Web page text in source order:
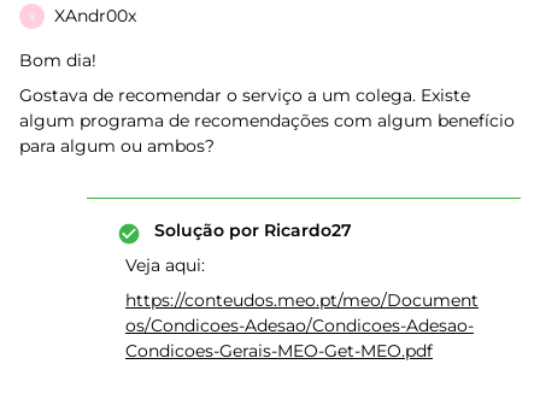
X XAndr00x
Bom dia!
Gostava de recomendar o serviço a um colega. Existe
algum programa de recomendações com algum benefício
para algum ou ambos?
Solução por Ricardo27
Veja aqui:
https://conteudos.meo.pt/meo/Document
os/Condicoes-Adesao/Condicoes-Adesao-
Condicoes-Gerais-MEO-Get-MEO.pdf